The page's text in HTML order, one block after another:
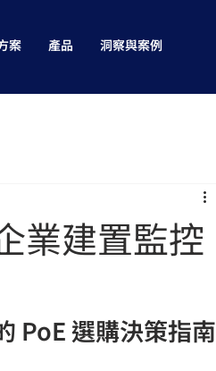
案 產品 洞察與案例
業建置監控
PoE 選購決策指南